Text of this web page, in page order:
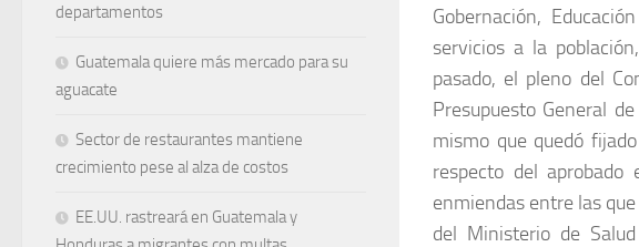
Gobernación,
servicios a la
pasado, el pleno del
Presupuesto General
mismo que quedó
respecto del
enmiendas entre las
del Ministerio de
departamentos
Guatemala quiere más mercado para su
aguacate
Sector de restaurantes mantiene
crecimiento pese al alza de costos
EE.UU. rastreará en Guatemala y